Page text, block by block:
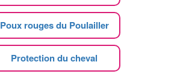
Poux rouges du Poulailler
Protection du cheval